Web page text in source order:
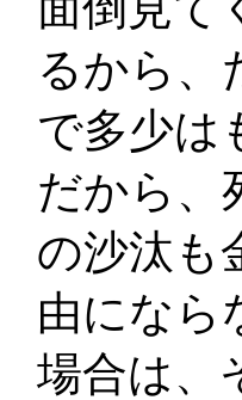
るから、
で多少は
だから、
の沙汰も
由になら
場合は、